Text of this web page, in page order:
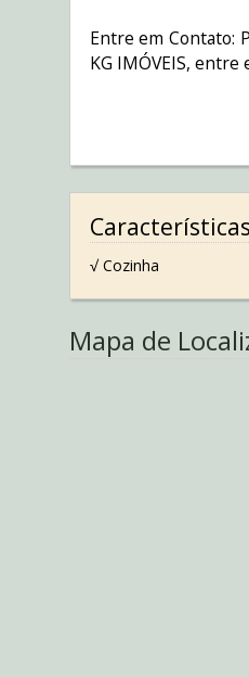
Entre em Contato:
KG IMÓVEIS, entre
√ Cozinha
Mapa de